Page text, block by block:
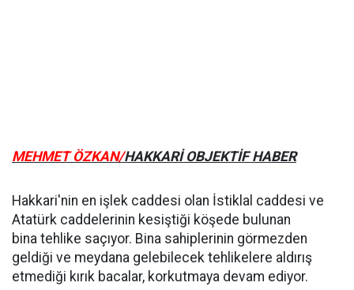
MEHMET ÖZKAN/HAKKARİ OBJEKTİF HABER
Hakkari'nin en işlek caddesi olan İstiklal caddesi ve
Atatürk caddelerinin kesiştiği köşede bulunan
bina tehlike saçıyor. Bina sahiplerinin görmezden
geldiği ve meydana gelebilecek tehlikelere aldırış
etmediği kırık bacalar, korkutmaya devam ediyor.